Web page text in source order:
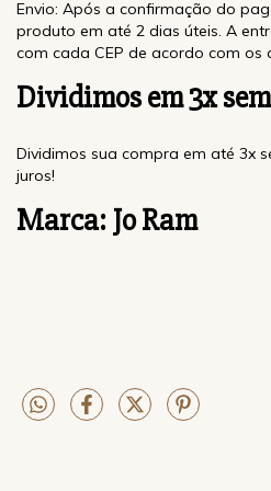
Envio: Após a confirmação do
produto em até 2 dias úteis. A
com cada CEP de acordo com os
Dividimos em 3x
Dividimos sua compra em até 3x
juros!
Marca: Jo Ram